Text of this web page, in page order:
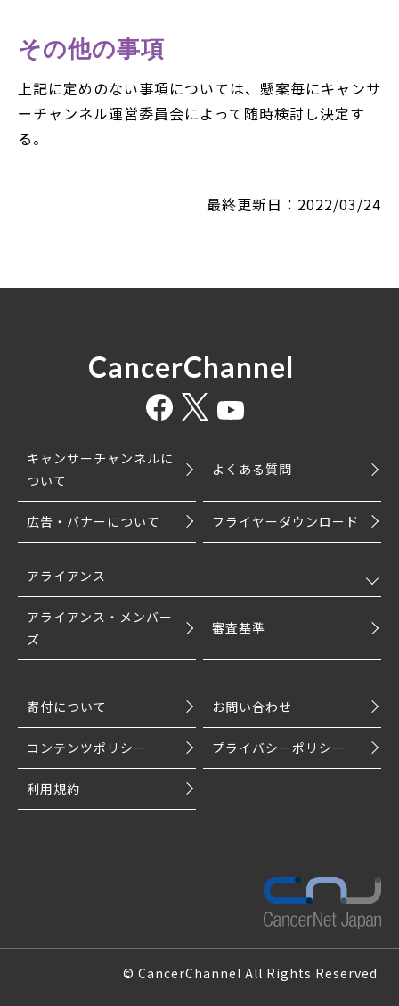
その他の事項
上記に定めのない事項については、懸案毎にキャンサ
ーチャンネル運営委員会によって随時検討し決定す
る。
最終更新日：2022/03/24
CancerChannel
キャンサーチャンネルに
ついて
よくある質問
広告・バナーについて フライヤーダウンロード
アライアンス
アライアンス・メンバー
ズ
審査基準
寄付について お問い合わせ
コンテンツポリシー プライバシーポリシー
利用規約
© CancerChannel All Rights Reserved.